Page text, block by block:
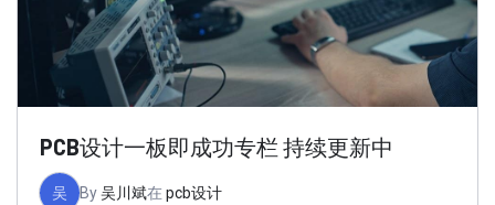
PCB设计一板即成功专栏 持续更新中
吴 By吴川斌在 pcb设计